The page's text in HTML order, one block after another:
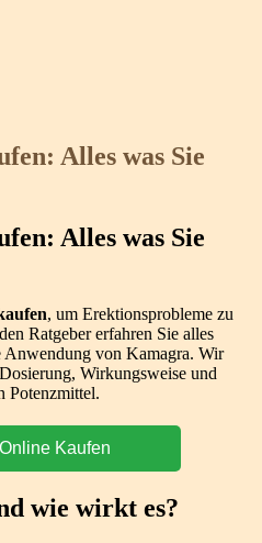
Alles was Sie
Alles was Sie
, um Erektionsprobleme zu
Ratgeber erfahren Sie alles
von Kamagra. Wir
Wirkungsweise und
Potenzmittel.
Kaufen
wie wirkt es?